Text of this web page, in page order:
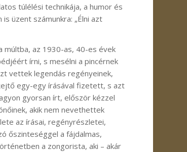
túlélési technikája, a humor és
üzent számunkra: „Élni azt
múltba, az 1930-as, 40-es évek
írni, s mesélni a pincérnek
vettek legendás regényeinek,
egy-egy írásával fizetett, s azt
gyorsan írt, először kézzel
akik nem nevethettek
az írásai, regényrészletei,
őszinteséggel a fájdalmas,
a zongorista, aki – akár